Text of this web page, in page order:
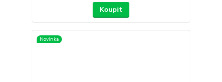
Koupit
Novinka